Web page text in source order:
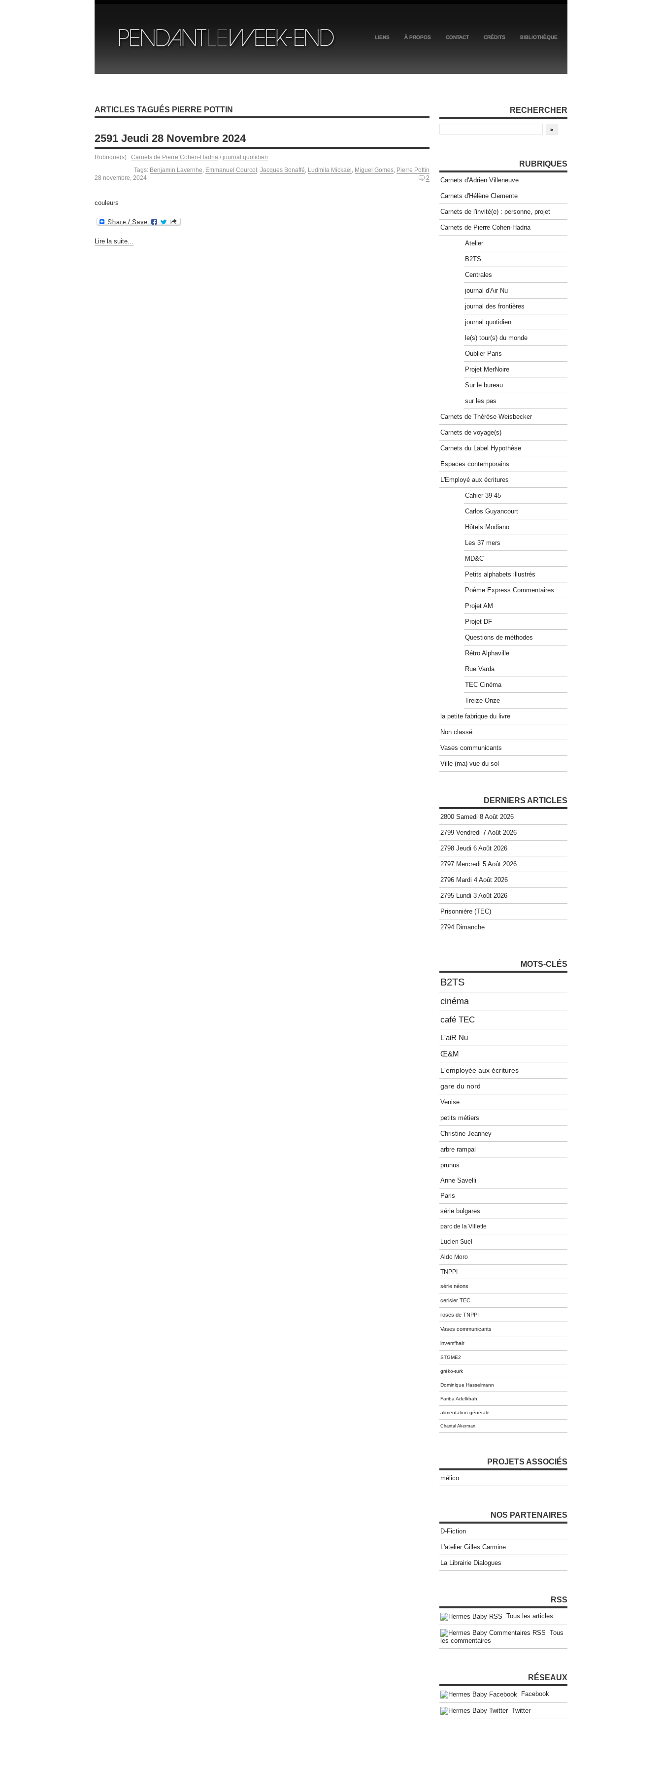
LIENS À PROPOS CONTACT CRÉDITS BIBLIOTHÈQUE
ARTICLES TAGUÉS PIERRE POTTIN
2591 Jeudi 28 Novembre 2024
Rubrique(s) : Carnets de Pierre Cohen-Hadria / journal quotidien
Tags: Benjamin Lavernhe, Emmanuel Courcol , Jacques Bonaffé, Ludmila Mickaël , Miguel Gomes, Pierre Pottin
28 novembre, 2024
2
couleurs
Lire la suite...
RECHERCHER
RUBRIQUES
Carnets d'Adrien Villeneuve
Carnets d'Hélène Clemente
Carnets de l'invité(e) : personne, projet
Carnets de Pierre Cohen-Hadria
Atelier
B2TS
Centrales
journal d'Air Nu
journal des frontières
journal quotidien
le(s) tour(s) du monde
Oublier Paris
Projet MerNoire
Sur le bureau
sur les pas
Carnets de Thérèse Weisbecker
Carnets de voyage(s)
Carnets du Label Hypothèse
Espaces contemporains
L'Employé aux écritures
Cahier 39-45
Carlos Guyancourt
Hôtels Modiano
Les 37 mers
MD&C
Petits alphabets illustrés
Poème Express Commentaires
Projet AM
Projet DF
Questions de méthodes
Rétro Alphaville
Rue Varda
TEC Cinéma
Treize Onze
la petite fabrique du livre
Non classé
Vases communicants
Ville (ma) vue du sol
DERNIERS ARTICLES
2800 Samedi 8 Août 2026
2799 Vendredi 7 Août 2026
2798 Jeudi 6 Août 2026
2797 Mercredi 5 Août 2026
2796 Mardi 4 Août 2026
2795 Lundi 3 Août 2026
Prisonnière (TEC)
2794 Dimanche
MOTS-CLÉS
B2TS
cinéma
café TEC
L'aiR Nu
Œ&M
L'employée aux écritures
gare du nord
Venise
petits métiers
Christine Jeanney
arbre rampal
prunus
Anne Savelli
Paris
série bulgares
parc de la Villette
Lucien Suel
Aldo Moro
TNPPI
série néons
cerisier TEC
roses de TNPPI
Vases communicants
invent'hair
STGME2
gréko-turk
Dominique Hasselmann
Fariba Adelkhah
alimentation générale
Chantal Akerman
PROJETS ASSOCIÉS
mélico
NOS PARTENAIRES
D-Fiction
L'atelier Gilles Carmine
La Librairie Dialogues
RSS
Tous les articles
Tous
les commentaires
RÉSEAUX
Facebook
Twitter